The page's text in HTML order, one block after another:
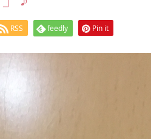
RSS feedly Pin it